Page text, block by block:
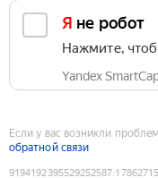
Я не робот
Нажмите,
Yandex
Если у вас возникли
обратной связи
9194192395529252587: